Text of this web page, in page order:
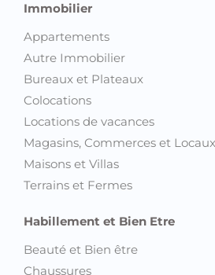
Immobilier
Appartements
Autre Immobilier
Bureaux et Plateaux
Colocations
Locations de vacances
Magasins, Commerces et
Maisons et Villas
Terrains et Fermes
Habillement et Bien Etre
Beauté et Bien être
Chaussures